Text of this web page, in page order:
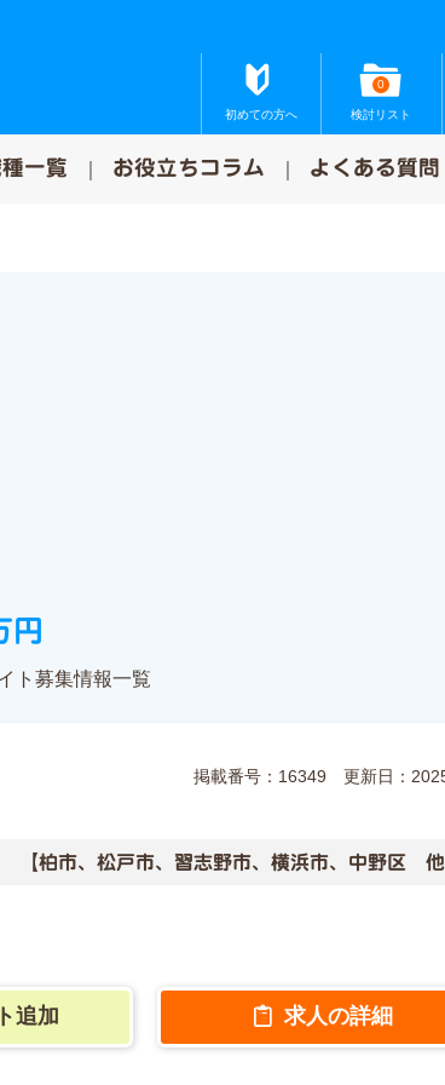
初めての方へ
0
検討リスト
一覧 お役立ちコラム よくある質問
円
ト募集情報一覧
掲載番号：16349 更新日：
柏市、松戸市、習志野市、横浜市、中野区 他
追加 求人の詳細